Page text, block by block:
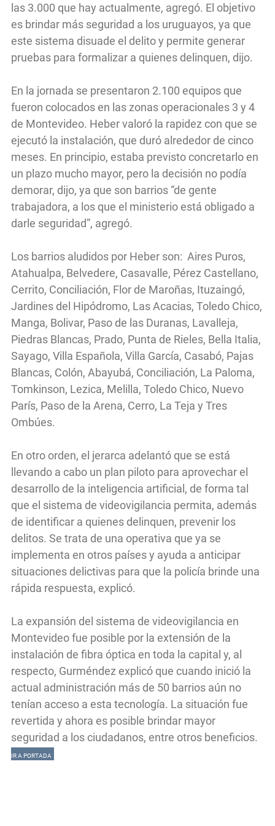
las 3.000 que hay actualmente, agregó. El objetivo
es brindar más seguridad a los uruguayos, ya que
este sistema disuade el delito y permite generar
pruebas para formalizar a quienes delinquen, dijo.
En la jornada se presentaron 2.100 equipos que
fueron colocados en las zonas operacionales 3 y 4
de Montevideo. Heber valoró la rapidez con que se
ejecutó la instalación, que duró alrededor de cinco
meses. En principio, estaba previsto concretarlo en
un plazo mucho mayor, pero la decisión no podía
demorar, dijo, ya que son barrios “de gente
trabajadora, a los que el ministerio está obligado a
darle seguridad”, agregó.
Los barrios aludidos por Heber son: Aires Puros,
Atahualpa, Belvedere, Casavalle, Pérez Castellano,
Cerrito, Conciliación, Flor de Maroñas, Ituzaingó,
Jardines del Hipódromo, Las Acacias, Toledo Chico,
Manga, Bolivar, Paso de las Duranas, Lavalleja,
Piedras Blancas, Prado, Punta de Rieles, Bella Italia,
Sayago, Villa Española, Villa García, Casabó, Pajas
Blancas, Colón, Abayubá, Conciliación, La Paloma,
Tomkinson, Lezica, Melilla, Toledo Chico, Nuevo
París, Paso de la Arena, Cerro, La Teja y Tres
Ombúes.
En otro orden, el jerarca adelantó que se está
llevando a cabo un plan piloto para aprovechar el
desarrollo de la inteligencia artificial, de forma tal
que el sistema de videovigilancia permita, además
de identificar a quienes delinquen, prevenir los
delitos. Se trata de una operativa que ya se
implementa en otros países y ayuda a anticipar
situaciones delictivas para que la policía brinde una
rápida respuesta, explicó.
La expansión del sistema de videovigilancia en
Montevideo fue posible por la extensión de la
instalación de fibra óptica en toda la capital y, al
respecto, Gurméndez explicó que cuando inició la
actual administración más de 50 barrios aún no
tenían acceso a esta tecnología. La situación fue
revertida y ahora es posible brindar mayor
seguridad a los ciudadanos, entre otros beneficios.
IR A PORTADA